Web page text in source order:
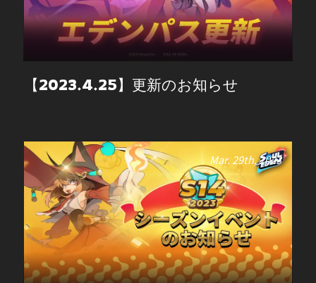
【2023.4.25】更新のお知らせ
Mar. 29th, 2023